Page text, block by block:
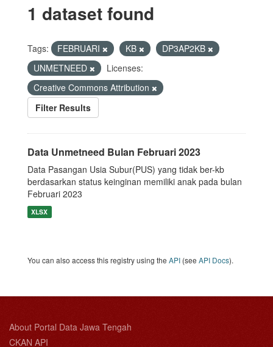
1 dataset found
Tags: FEBRUARI KB
DP3AP2KB
UNMETNEED
Licenses:
Creative Commons Attribution
Filter Results
Data Unmetneed Bulan Februari 2023
Data Pasangan Usia Subur(PUS) yang tidak ber-kb
berdasarkan status keinginan memiliki anak pada bulan
Februari 2023
XLSX
You can also access this registry using the API (see API Docs).
About Portal Data Jawa Tengah
CKAN API